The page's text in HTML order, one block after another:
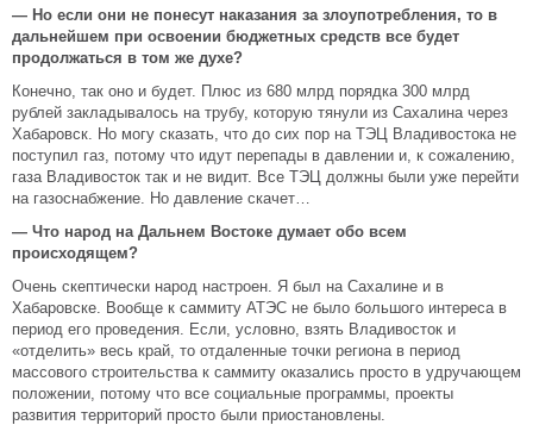
— Но если они не понесут наказания за злоупотребления, то в
дальнейшем при освоении бюджетных средств все будет
продолжаться в том же духе?
Конечно, так оно и будет. Плюс из 680 млрд порядка 300 млрд
рублей закладывалось на трубу, которую тянули из Сахалина через
Хабаровск. Но могу сказать, что до сих пор на ТЭЦ Владивостока не
поступил газ, потому что идут перепады в давлении и, к сожалению,
газа Владивосток так и не видит. Все ТЭЦ должны были уже перейти
на газоснабжение. Но давление скачет…
— Что народ на Дальнем Востоке думает обо всем
происходящем?
Очень скептически народ настроен. Я был на Сахалине и в
Хабаровске. Вообще к саммиту АТЭС не было большого интереса в
период его проведения. Если, условно, взять Владивосток и
«отделить» весь край, то отдаленные точки региона в период
массового строительства к саммиту оказались просто в удручающем
положении, потому что все социальные программы, проекты
развития территорий просто были приостановлены.